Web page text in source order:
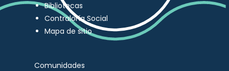
Bibliotecas
Contraloría Social
Mapa de sitio
Comunidades